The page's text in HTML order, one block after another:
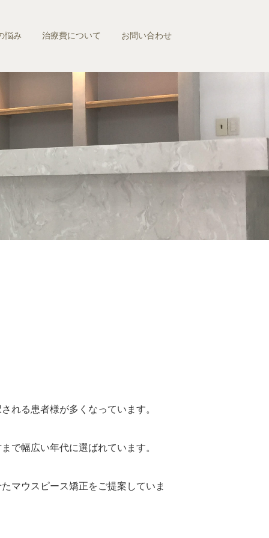
悩み 治療費について お問い合わせ
れる患者様が多くなっています。
で幅広い年代に選ばれています。
マウスピース矯正をご提案していま